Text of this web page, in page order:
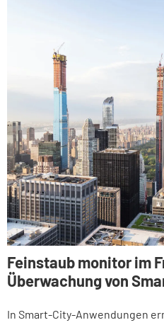
Feinstaub monitor im
Überwachung von
In Smart-City-Anwendungen